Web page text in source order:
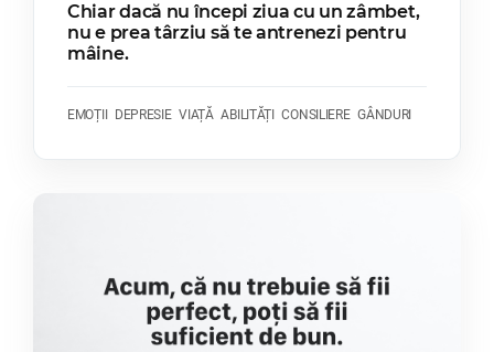
Chiar dacă nu începi ziua cu un zâmbet,
nu e prea târziu să te antrenezi pentru
mâine.
EMOȚII DEPRESIE VIAȚĂ ABILITĂȚI CONSILIERE GÂNDURI